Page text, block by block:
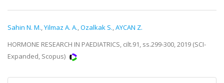
Sahin N. M.,Yilmaz A. A.,Ozalkak S.,AYCAN Z.
HORMONE RESEARCH IN PAEDIATRICS, cilt.91, ss.299-300, 2019 (SCI-
Expanded, Scopus)